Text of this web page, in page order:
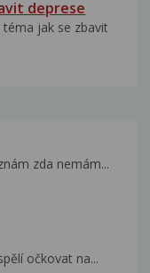
deprese
jak se zbavit
zda nemám...
očkovat na...